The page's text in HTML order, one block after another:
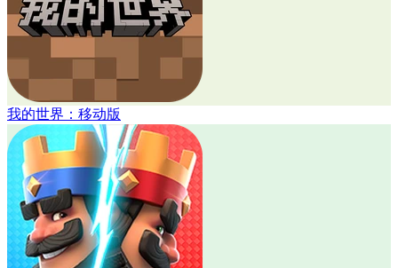
我的世界：移动版